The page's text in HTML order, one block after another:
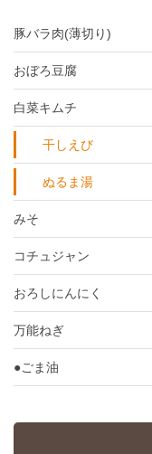
豚バラ肉(薄切り)
おぼろ豆腐
白菜キムチ
干しえび
ぬるま湯
みそ
コチュジャン
おろしにんにく
万能ねぎ
●ごま油